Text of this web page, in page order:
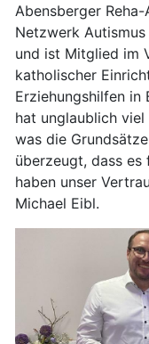
Abensberger
Netzwerk
und ist Mitglied im
katholischer
Erziehungshilfen in
hat unglaublich
was die
überzeugt, dass es
haben unser
Michael Eibl.